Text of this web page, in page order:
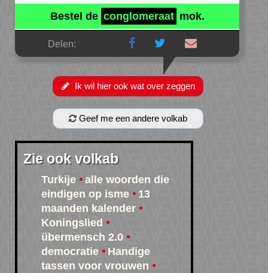
Bestel de conglomeraat mok.
Delen:
Ik wil hier ook wat over zeggen
Geef me een andere volkab
Zie ook volkab
Turkije
alle woorden die
eindigen op isme
13
maanden kalender
Koningslied
übermensch 2.0
democratie
Handige
tassen voor vrouwen